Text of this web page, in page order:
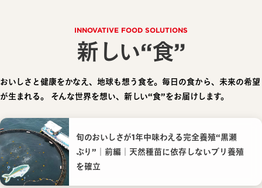
INNOVATIVE FOOD SOLUTIONS
新しい“食”
おいしさと健康をかなえ、地球も想う食を。毎日の食から、未来の希望
が生まれる。
そんな世界を想い、新しい“食”をお届けします。
旬のおいしさが1年中味わえる完全養殖“黒瀬
ぶり”｜前編｜天然種苗に依存しないブリ養殖
を確立